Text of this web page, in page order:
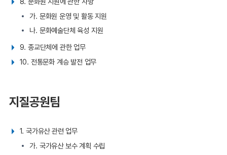
가. 문화원 운영 및 활동 지원
나. 문화예술단체 육성 지원
9. 종교단체에 관한 업무
10. 전통문화 계승 발전 업무
지질공원팀
1. 국가유산 관련 업무
가. 국가유산 보수 계획 수립